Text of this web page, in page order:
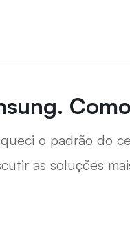
o padrão do
as soluções